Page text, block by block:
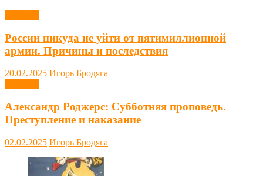
России никуда не уйти от пятимиллионной
армии. Причины и последствия
20.02.2025 Игорь Бродяга
Александр Роджерс: Субботняя проповедь.
Преступление и наказание
02.02.2025 Игорь Бродяга